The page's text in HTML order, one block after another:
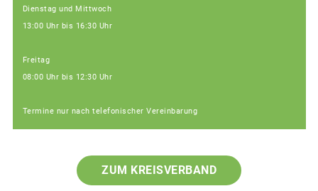
Dienstag und Mittwoch
13:00 Uhr bis 16:30 Uhr
Freitag
08:00 Uhr bis 12:30 Uhr
Termine nur nach telefonischer Vereinbarung
ZUM KREISVERBAND